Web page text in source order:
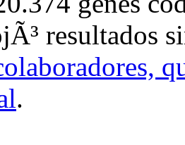
resultados
.